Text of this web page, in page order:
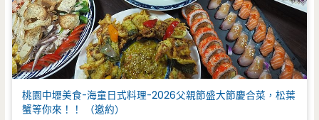
桃園中壢美食-海童日式料理-2026父親節盛大節慶合菜，松葉
蟹等你來！！ （邀約）